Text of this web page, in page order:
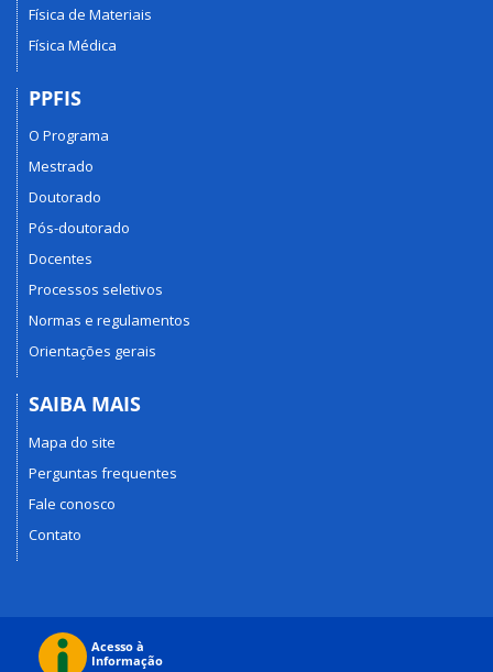
Física de Materiais
Física Médica
PPFIS
O Programa
Mestrado
Doutorado
Pós-doutorado
Docentes
Processos seletivos
Normas e regulamentos
Orientações gerais
SAIBA MAIS
Mapa do site
Perguntas frequentes
Fale conosco
Contato